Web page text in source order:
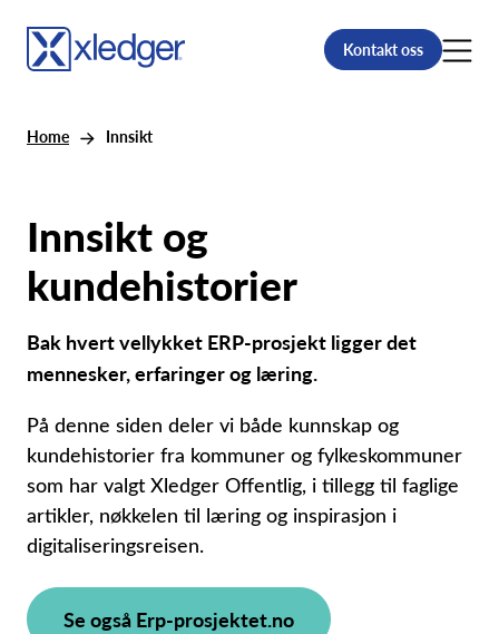
Kontakt oss
Home Innsikt
Innsikt og
kundehistorier
Bak hvert vellykket ERP-prosjekt ligger det
mennesker, erfaringer og læring.
På denne siden deler vi både kunnskap og
kundehistorier fra kommuner og fylkeskommuner
som har valgt Xledger Offentlig, i tillegg til faglige
artikler, nøkkelen til læring og inspirasjon i
digitaliseringsreisen.
Se også Erp-prosjektet.no